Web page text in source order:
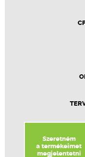
Szeretném
a termékeimet
megjelentetni